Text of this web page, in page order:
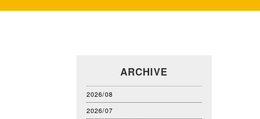
ARCHIVE
2026/08
2026/07